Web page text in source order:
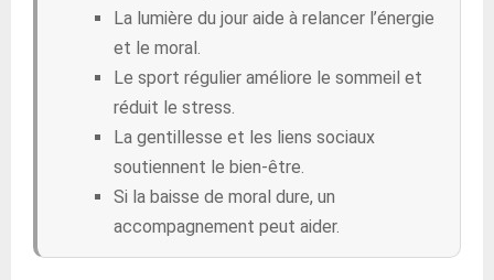
La lumière du jour aide à relancer l’énergie
et le moral.
Le sport régulier améliore le sommeil et
réduit le stress.
La gentillesse et les liens sociaux
soutiennent le bien-être.
Si la baisse de moral dure, un
accompagnement peut aider.